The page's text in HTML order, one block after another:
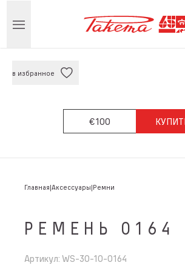
в избранное
€100
Главная Аксессуары Ремни
РЕМЕНЬ 0164
Артикул: WS-30-10-0164